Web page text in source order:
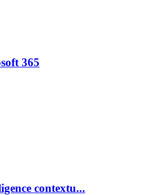
365
contextu...